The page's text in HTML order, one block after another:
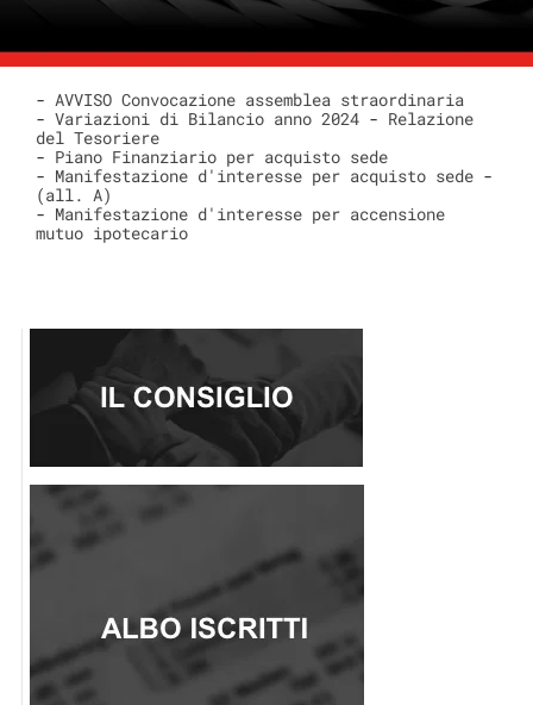
- AVVISO Convocazione assemblea straordinaria
- Variazioni di Bilancio anno 2024 - Relazione
del Tesoriere
- Piano Finanziario per acquisto sede
- Manifestazione d'interesse per acquisto sede
(all. A)
- Manifestazione d'interesse per accensione
mutuo ipotecario